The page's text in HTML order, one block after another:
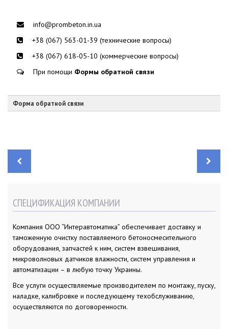
info@prombeton.in.ua
+38 (067) 563-01-39 (технические вопросы)
+38 (067) 618-05-10 (коммерческие вопросы)
При помощи Формы обратной связи
Форма обратной связи
а
СПЕЦИФИКАЦИЯ КОМПАНИИ
Компания ООО “Интеравтоматика” обеспечивает доставку и
таможенную очистку поставляемого бетоносмесительного
оборудования, запчастей к ним, систем взвешивания,
микроволновых датчиков влажности, систем управления и
автоматизации – в любую точку Украины.
Все услуги осуществляемые производителем по монтажу, пуску,
наладке, калибровке и последующему техобслуживанию,
осуществляются по договоренности.